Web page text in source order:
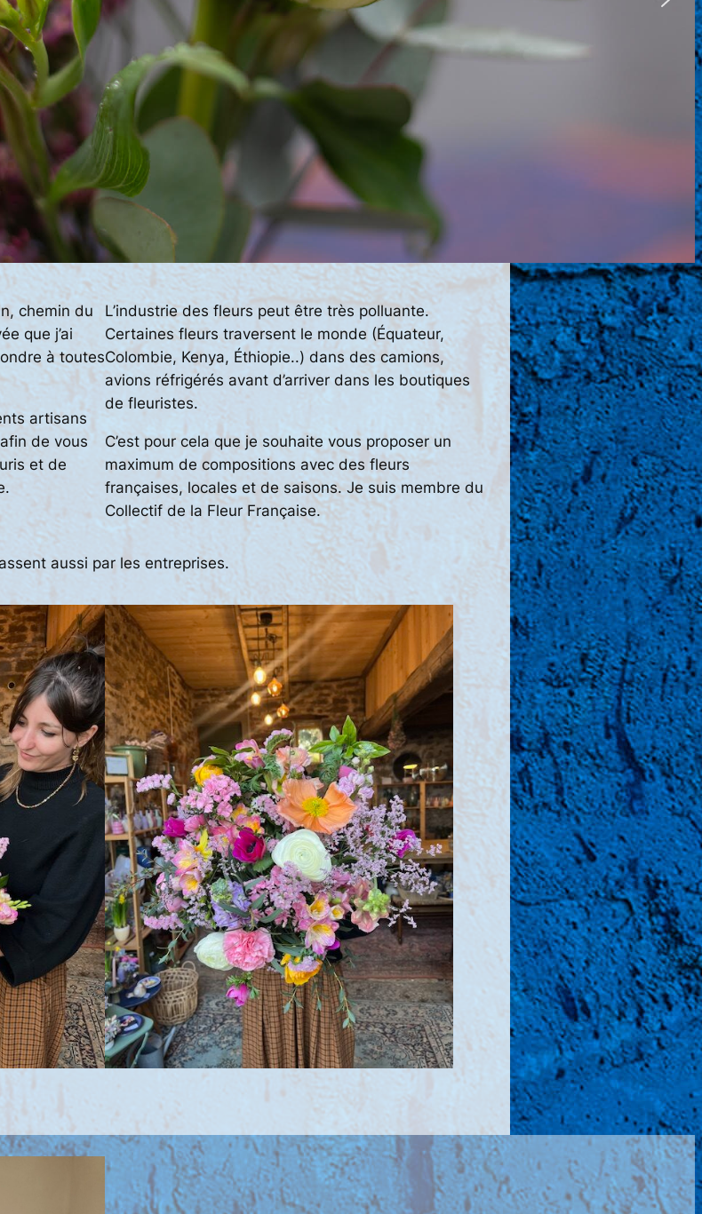
chemin du
que j’ai
à toutes
artisans
de vous
et de
L’industrie des fleurs peut être très polluante.
Certaines fleurs traversent le monde (Équateur,
Colombie, Kenya, Éthiopie..) dans des camions,
avions réfrigérés avant d’arriver dans les boutiques
de fleuristes.
C’est pour cela que je souhaite vous proposer un
maximum de compositions avec des fleurs
françaises, locales et de saisons. Je suis membre du
Collectif de la Fleur Française.
aussi par les entreprises.